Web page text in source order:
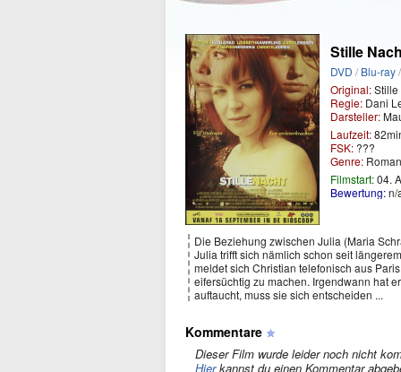
Stille
DVD /Blu-ray
Original:Stille
Regie: Dani
Darsteller:
Laufzeit:
FSK: ???
Genre:
Filmstart:04.
Bewertung:
Die Beziehung zwischen Julia (Maria
Julia trifft sich nämlich schon seit
meldet sich Christian telefonisch aus
eifersüchtig zu machen. Irgendwann hat
auftaucht, muss sie sich entscheiden ...
Kommentare
Dieser Film wurde leider noch nicht
Hierkannst du einen Kommentar